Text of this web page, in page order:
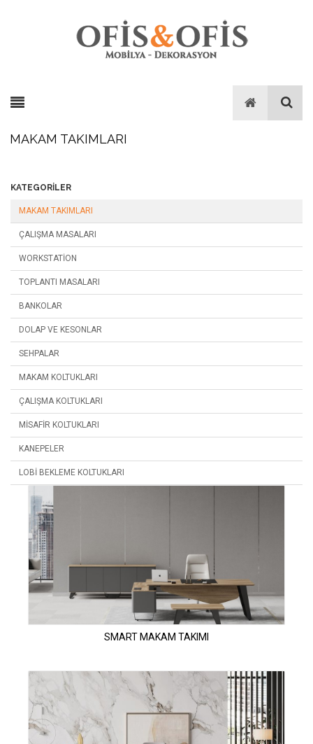
MAKAM TAKIMLARI
KATEGORILER
MAKAM TAKIMLARI
ÇALIŞMA MASALARI
WORKSTATION
TOPLANTI MASALARI
BANKOLAR
DOLAP VE KESONLAR
SEHPALAR
MAKAM KOLTUKLARI
ÇALIŞMA KOLTUKLARI
MISAFIR KOLTUKLARI
KANEPELER
LOBI BEKLEME KOLTUKLARI
SMART MAKAM TAKIMI